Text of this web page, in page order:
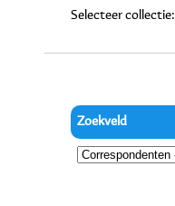
Selecteer collectie:
Zoekveld